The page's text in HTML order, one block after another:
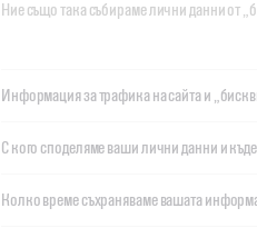
Ние също така събираме лични данни от
Информация за трафика на сайта и
С кого споделяме ваши лични данни и къде
Колко време съхраняваме вашата